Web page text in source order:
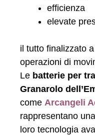
efficienza
elevate
il tutto finalizzato
operazioni di
Le batterie per
Granarolo
come Arcangeli
rappresentano
loro tecnologia